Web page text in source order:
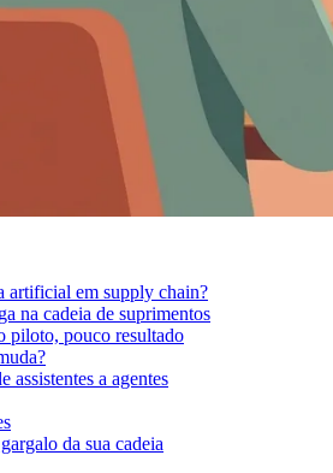
artificial em supply chain?
na cadeia de suprimentos
piloto, pouco resultado
assistentes a agentes
da sua cadeia